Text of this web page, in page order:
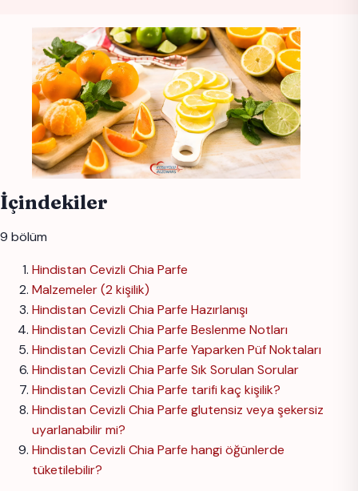
İçindekiler
9 bölüm
Hindistan Cevizli Chia Parfe
Malzemeler (2 kişilik)
Hindistan Cevizli Chia Parfe Hazırlanışı
Hindistan Cevizli Chia Parfe Beslenme Notları
Hindistan Cevizli Chia Parfe Yaparken Püf Noktaları
Hindistan Cevizli Chia Parfe Sık Sorulan Sorular
Hindistan Cevizli Chia Parfe tarifi kaç kişilik?
Hindistan Cevizli Chia Parfe glutensiz veya şekersiz
uyarlanabilir mi?
Hindistan Cevizli Chia Parfe hangi öğünlerde
tüketilebilir?